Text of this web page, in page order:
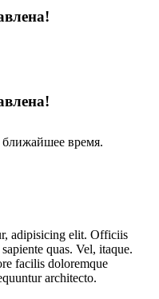
время.
adipisicing elit. Officiis
quas. Vel, itaque.
facilis doloremque
architecto.